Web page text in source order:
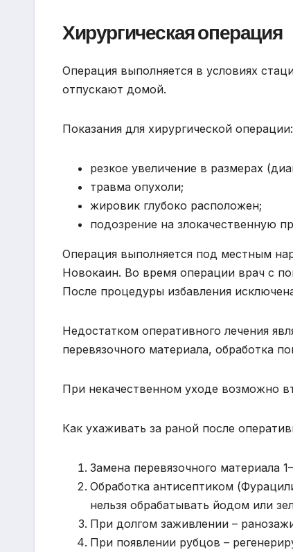
Хирургическая операция
Операция выполняется в условиях
отпускают домой.
Показания для хирургической операции:
резкое увеличение в размерах
травма опухоли;
жировик глубоко расположен;
подозрение на злокачественную
Операция выполняется под местным
Новокаин. Во время операции врач с
После процедуры избавления
Недостатком оперативного лечения
перевязочного материала, обработка
При некачественном уходе возможно
Как ухаживать за раной после
Замена перевязочного материала
Обработка антисептиком
нельзя обрабатывать йодом или
При долгом заживлении –
При появлении рубцов –